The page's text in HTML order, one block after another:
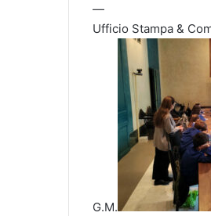
—
Ufficio Stampa &
G.M.